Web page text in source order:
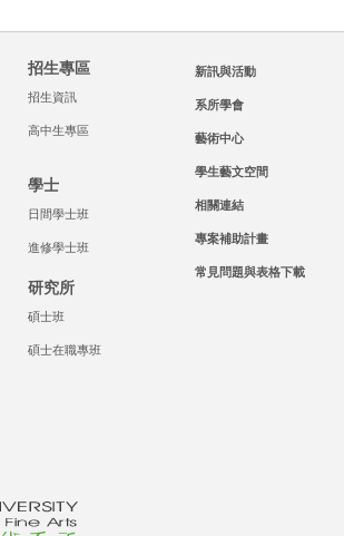
招生專區
招生資訊
高中生專區
學士
日間學士班
進修學士班
研究所
碩士班
碩士在職專班
新訊與活動
系所學會
藝術中心
學生藝文空間
相關連結
專案補助計畫
常見問題與表格下載